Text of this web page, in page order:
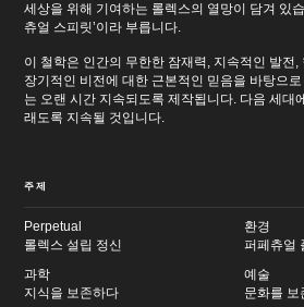
세상을 위해 기여하는 롤렉스의 열망이 담겨 있
츄얼 스피릿’이라 부릅니다.
이 철학은 인간의 무한한 잠재력, 지속적인 발전,
장기적인 비전에 대한 근본적인 믿음을 바탕으
는 오랜 시간 지속되도록 제작됩니다. 다음 세대
래도록 지속될 것입니다.
주제
Perpetual
롤렉스 설립 정신
환경
퍼페츄얼
과학
지식을 보존하다
예술
문화를 보